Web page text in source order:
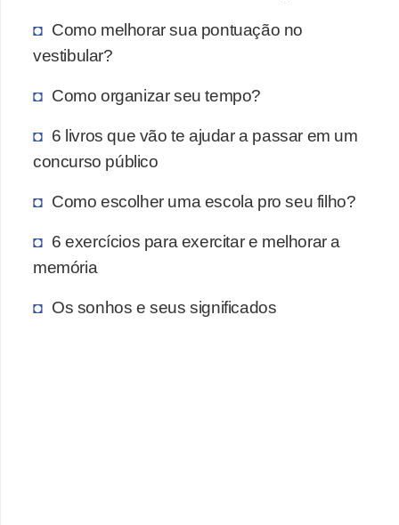
Como melhorar sua pontuação no
vestibular?
Como organizar seu tempo?
6 livros que vão te ajudar a passar em um
concurso público
Como escolher uma escola pro seu filho?
6 exercícios para exercitar e melhorar a
memória
Os sonhos e seus significados